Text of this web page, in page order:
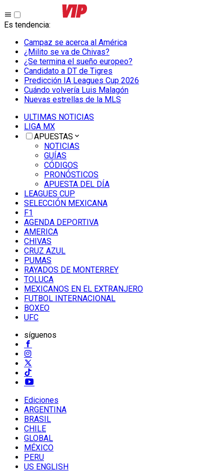
Es tendencia:
Campaz se acerca al América
¿Milito se va de Chivas?
¿Se termina el sueño europeo?
Candidato a DT de Tigres
Predicción IA Leagues Cup 2026
Cuándo volvería Luis Malagón
Nuevas estrellas de la MLS
ULTIMAS NOTICIAS
LIGA MX
APUESTAS
NOTICIAS
GUÍAS
CÓDIGOS
PRONÓSTICOS
APUESTA DEL DÍA
LEAGUES CUP
SELECCIÓN MEXICANA
F1
AGENDA DEPORTIVA
AMERICA
CHIVAS
CRUZ AZUL
PUMAS
RAYADOS DE MONTERREY
TOLUCA
MEXICANOS EN EL EXTRANJERO
FUTBOL INTERNACIONAL
BOXEO
UFC
síguenos
Ediciones
ARGENTINA
BRASIL
CHILE
GLOBAL
MÉXICO
PERU
US ENGLISH